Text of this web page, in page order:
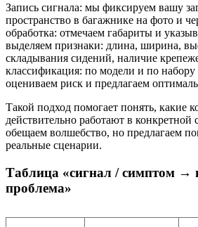
Запись сигнала: мы фиксируем вашу
пространство в багажнике на фото и
обработка: отмечаем габариты и
выделяем признаки: длина, ширина,
складывания сидений, наличие
классификация: по модели и по
оцениваем риск и предлагаем
Такой подход помогает понять, какие
действительно работают в
обещаем волшебство, но предлагаем
реальные сценарии.
Таблица «сигнал / симптом →
проблема»